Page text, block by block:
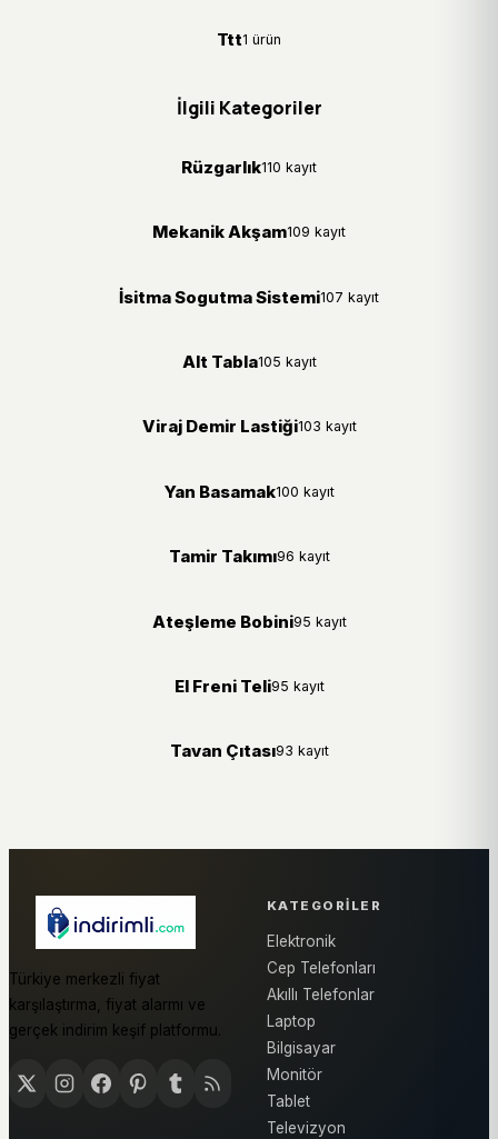
Ttt1 ürün
İlgili Kategoriler
Rüzgarlık110 kayıt
Mekanik Akşam109 kayıt
İsitma Sogutma Sistemi107 kayıt
Alt Tabla105 kayıt
Viraj Demir Lastiği103 kayıt
Yan Basamak100 kayıt
Tamir Takımı96 kayıt
Ateşleme Bobini95 kayıt
El Freni Teli95 kayıt
Tavan Çıtası93 kayıt
Türkiye merkezli fiyat
karşılaştırma, fiyat alarmı ve
gerçek indirim keşif platformu.
KATEGORILER
Elektronik
Cep Telefonları
Akıllı Telefonlar
Laptop
Bilgisayar
Monitör
Tablet
Televizyon